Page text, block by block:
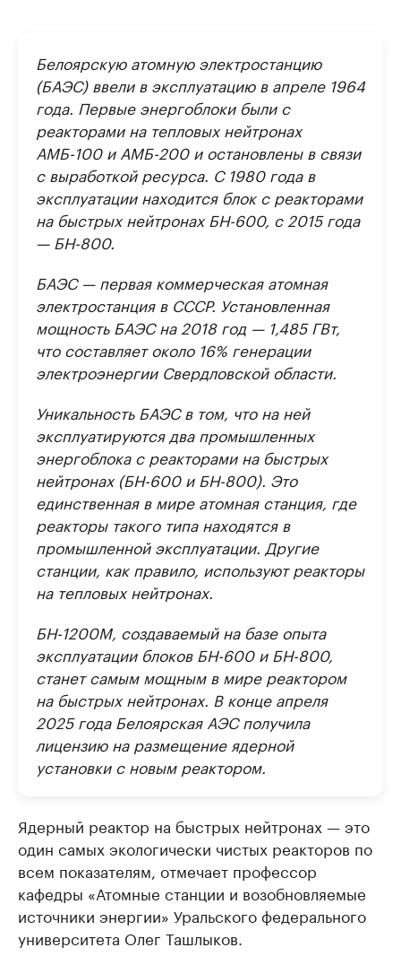
Белоярскую атомную электростанцию
(БАЭС) ввели в эксплуатацию в апреле 1964
года. Первые энергоблоки были с
реакторами на тепловых нейтронах
АМБ-100 и АМБ-200 и остановлены в связи
с выработкой ресурса. С 1980 года в
эксплуатации находится блок с реакторами
на быстрых нейтронах БН-600, с 2015 года
— БН-800.
БАЭС — первая коммерческая атомная
электростанция в СССР. Установленная
мощность БАЭС на 2018 год — 1,485 ГВт,
что составляет около 16% генерации
электроэнергии Свердловской области.
Уникальность БАЭС в том, что на ней
эксплуатируются два промышленных
энергоблока с реакторами на быстрых
нейтронах (БН-600 и БН-800). Это
единственная в мире атомная станция, где
реакторы такого типа находятся в
промышленной эксплуатации. Другие
станции, как правило, используют реакторы
на тепловых нейтронах.
БН-1200М, создаваемый на базе опыта
эксплуатации блоков БН-600 и БН-800,
станет самым мощным в мире реактором
на быстрых нейтронах. В конце апреля
2025 года Белоярская АЭС получила
лицензию на размещение ядерной
установки с новым реактором.
Ядерный реактор на быстрых нейтронах — это
один самых экологически чистых реакторов по
всем показателям, отмечает профессор
кафедры «Атомные станции и возобновляемые
источники энергии» Уральского федерального
университета Олег Ташлыков.